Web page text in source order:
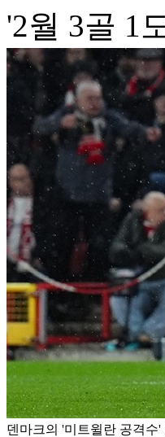
'2월 3골 1
덴마크의 '미트윌란 공격수'